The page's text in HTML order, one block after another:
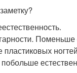
Поменьше
пластиковых
побольше